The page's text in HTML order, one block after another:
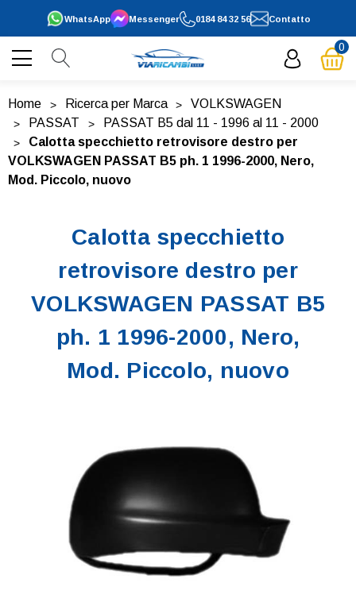
0184 84 32 56
WhatsApp Contatto
Messenger
0
Home Ricerca per Marca
VOLKSWAGEN
PASSAT
PASSAT B5 dal 11 - 1996 al 11 - 2000
Calotta specchietto retrovisore destro per
VOLKSWAGEN PASSAT B5 ph. 1 1996-2000, Nero,
Mod. Piccolo, nuovo
Calotta specchietto
retrovisore destro per
VOLKSWAGEN PASSAT B5
ph. 1 1996-2000, Nero,
Mod. Piccolo, nuovo